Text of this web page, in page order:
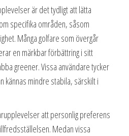
är det tydligt att lätta
specifika områden, såsom
Många golfare som övergår
en märkbar förbättring i sitt
greener. Vissa användare tycker
kännas mindre stabila, särskilt i
att personlig preferens
Medan vissa